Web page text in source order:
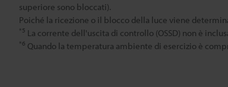
superiore sono bloccati).
Poiché la ricezione o il blocco della luce viene
*5 La corrente dell'uscita di controllo (OSSD) non è
*6 Quando la temperatura ambiente di esercizio è